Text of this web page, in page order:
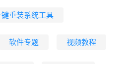
键重装系统工具
软件专题 视频教程